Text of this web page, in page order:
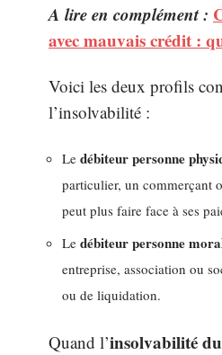
A lire en complément :
avec mauvais crédit :
Voici les deux profils
l’insolvabilité :
Le débiteur personne
particulier, un commerçant
peut plus faire face à ses
Le débiteur personne
entreprise, association ou
ou de liquidation.
Quand l’insolvabilité